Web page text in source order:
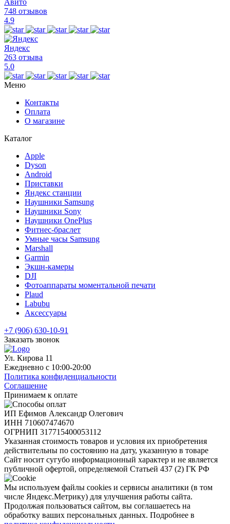
748 отзывов
4.9
Яндекс
263 отзыва
5.0
Меню
Контакты
Оплата
О магазине
Каталог
Apple
Dyson
Android
Приставки
Яндекс станции
Наушники Samsung
Наушники Sony
Наушники OnePlus
Фитнес-браслет
Умные часы Samsung
Marshall
Garmin
Экшн-камеры
DJI
Фотоаппараты моментальной печати
Plaud
Labubu
Аксессуары
+7 (906) 630-10-91
Заказать звонок
Ул. Кирова 11
Ежедневно с 10:00-20:00
Политика конфиденциальности
Соглашение
Принимаем к оплате
ИП Ефимов Александр Олегович
ИНН 710607474670
ОГРНИП 317715400053112
Указанная стоимость товаров и условия их приобретения
действительны по состоянию на дату, указанную в товаре
Сайт носит сугубо информационный характер и не является
публичной офертой, определяемой Статьей 437 (2) ГК РФ
Мы используем файлы cookies и сервисы аналитики (в том
числе Яндекс.Метрику) для улучшения работы сайта.
Продолжая пользоваться сайтом, вы соглашаетесь на
обработку ваших персональных данных. Подробнее в